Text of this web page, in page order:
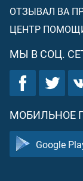
ОТЗЫВАЛ ВА
ЦЕНТР
МЫ В СОЦ.
МОБИЛЬНОЕ
Google